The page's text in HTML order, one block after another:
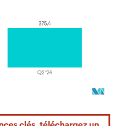
une attribution sous CC BY